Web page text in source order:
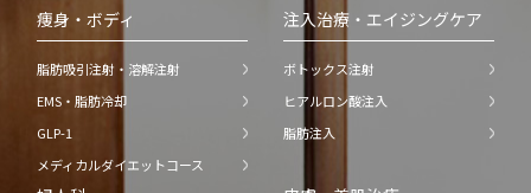
痩身・ボディ
脂肪吸引注射・溶解注射
EMS・脂肪冷却
GLP-1
メディカルダイエットコース
注入治療・エイジングケア
ボトックス注射
ヒアルロン酸注入
脂肪注入